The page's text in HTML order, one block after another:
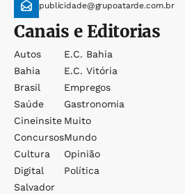
publicidade@grupoatarde.com.br
Canais e Editorias
Autos
Bahia
Brasil
Saúde
Cineinsite
Concursos
Cultura
Digital
Salvador
E.c. Bahia
E.c. Vitória
Empregos
Gastronomia
Muito
Mundo
Opinião
Política